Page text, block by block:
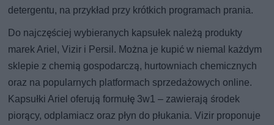
detergentu, na przykład przy krótkich programach prania.
Do najczęściej wybieranych kapsułek należą produkty
marek Ariel, Vizir i Persil. Można je kupić w niemal każdym
sklepie z chemią gospodarczą, hurtowniach chemicznych
oraz na popularnych platformach sprzedażowych online.
Kapsułki Ariel oferują formułę 3w1 – zawierają środek
piorący, odplamiacz oraz płyn do płukania. Vizir proponuje